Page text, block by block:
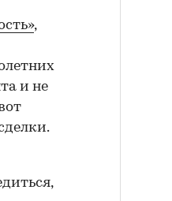
,
и не